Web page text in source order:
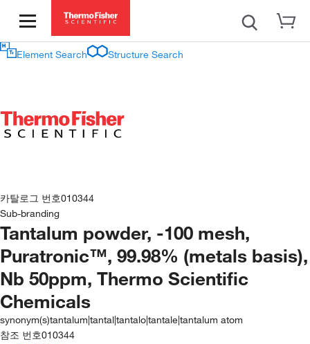
Element Search Structure Search
카탈로그 번호010344
Sub-branding
Tantalum powder, -100 mesh,
Puratronic™, 99.98% (metals basis),
Nb 50ppm, Thermo Scientific
Chemicals
synonym(s)tantalum|tantal|tantalo|tantale|tantalum atom
참조 번호010344